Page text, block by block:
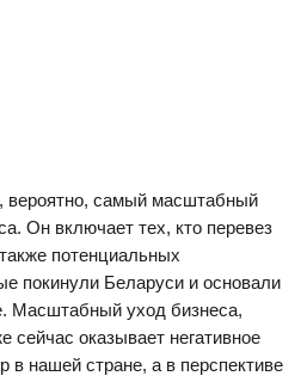
вероятно, самый масштабный
Он включает тех, кто перевез
потенциальных
покинули Беларуси и основали
Масштабный уход бизнеса,
сейчас оказывает негативное
в нашей стране, а в перспективе